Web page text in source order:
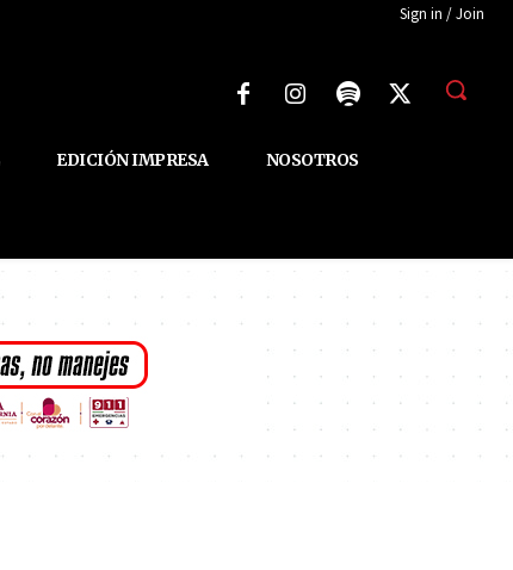
Sign in / Join
EDICIÓN IMPRESA NOSOTROS